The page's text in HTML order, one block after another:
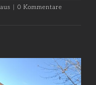
| 0 Kommentare